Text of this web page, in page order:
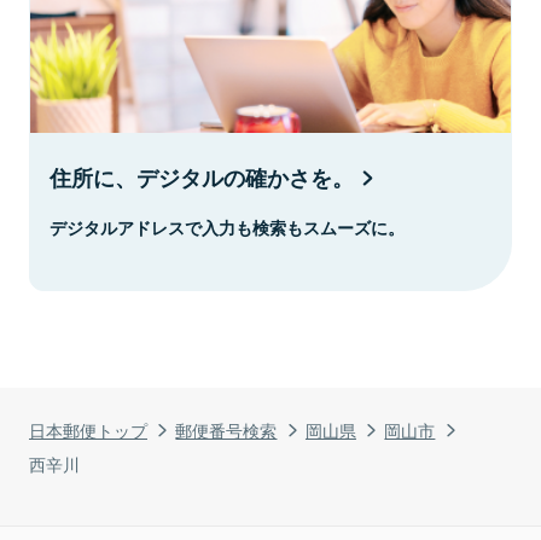
日本郵便トップ 郵便番号検索 岡山県
岡山市
西辛川
住所に、デジタルの確かさを。
デジタルアドレスで入力も検索もスムーズに。